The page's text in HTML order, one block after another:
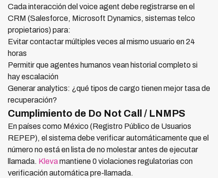
Cada interacción del voice agent debe registrarse en el
CRM (Salesforce, Microsoft Dynamics, sistemas telco
propietarios) para:
Evitar contactar múltiples veces al mismo usuario en 24
horas
Permitir que agentes humanos vean historial completo si
hay escalación
Generar analytics: ¿qué tipos de cargo tienen mejor tasa de
recuperación?
Cumplimiento de Do Not Call / LNMPS
En países como México (Registro Público de Usuarios
REPEP), el sistema debe verificar automáticamente que el
número no está en lista de no molestar antes de ejecutar
llamada. Klevamantiene 0 violaciones regulatorias con
verificación automática pre-llamada.